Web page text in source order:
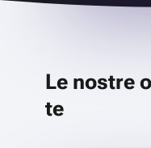
Le nostre
te